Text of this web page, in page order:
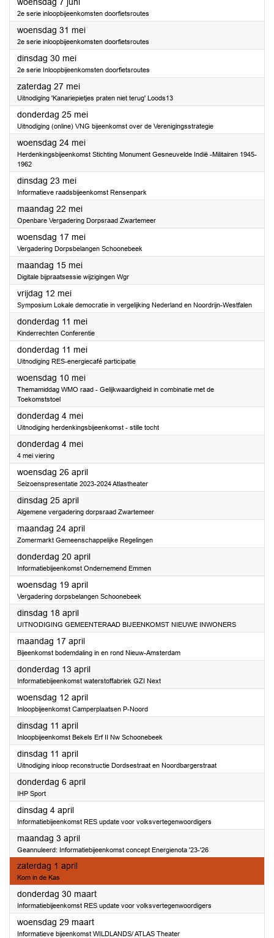
2e serie inloopbijeenkomsten doorfietsroutes
woensdag 31 mei2023
2e serie inloopbijeenkomsten doorfietsroutes
dinsdag 30 mei2023
2e serie Inloopbijeenkomsten doorfietsroutes
zaterdag 27 mei2023
Uitnodiging 'Kanariepietjes praten niet terug' Loods13
donderdag 25 mei2023
Uitnodiging (online) VNG bijeenkomst over de Verenigingsstrategie
woensdag 24 mei2023
Herdenkingsbijeenkomst Stichting Monument Gesneuvelde Indië -Militairen 1945-
1962
dinsdag 23 mei2023
Informatieve raadsbijeenkomst Rensenpark
maandag 22 mei2023
Openbare Vergadering Dorpsraad Zwartemeer
woensdag 17 mei2023
Vergadering Dorpsbelangen Schoonebeek
maandag 15 mei2023
Digitale bijpraatsessie wijzigingen Wgr
vrijdag 12 mei2023
Symposium Lokale democratie in vergelijking Nederland en Noordrijn-Westfalen
donderdag 11 mei2023
Kinderrechten Conferentie
donderdag 11 mei2023
Uitnodiging RES-energiecafé participatie
woensdag 10 mei2023
Themamiddag WMO raad - Gelijkwaardigheid in combinatie met de
Toekomststoel
donderdag 4 mei2023
Uitnodiging herdenkingsbijeenkomst - stille tocht
donderdag 4 mei2023
4 mei viering
woensdag 26 april2023
Seizoenspresentatie 2023-2024 Atlastheater
dinsdag 25 april2023
Algemene vergadering dorpsraad Zwartemeer
maandag 24 april2023
Zomermarkt Gemeenschappelijke Regelingen
donderdag 20 april2023
Informatiebijeenkomst Ondernemend Emmen
woensdag 19 april2023
Vergadering dorpsbelangen Schoonebeek
dinsdag 18 april2023
UITNODIGING GEMEENTERAAD BIJEENKOMST NIEUWE INWONERS
maandag 17 april2023
Bijeenkomst bodemdaling in en rond Nieuw-Amsterdam
donderdag 13 april2023
Informatiebijeenkomst waterstoffabriek GZI Next
woensdag 12 april2023
Inloopbijeenkomst Camperplaatsen P-Noord
dinsdag 11 april2023
Inloopbijeenkomst Bekels Erf II Nw Schoonebeek
dinsdag 11 april2023
Uitnodiging inloop reconstructie Dordsestraat en Noordbargerstraat
donderdag 6 april2023
IHP Sport
dinsdag 4 april2023
Informatiebijeenkomst RES update voor volksvertegenwoordigers
maandag 3 april2023
Geannuleerd: Informatiebijeenkomst concept Energienota '23-'26
zaterdag 1 april2023
Kom in de Kas
donderdag 30 maart2023
Informatiebijeenkomst RES update voor volksvertegenwoordigers
woensdag 29 maart2023
Informatieve bijeenkomst WILDLANDS/ ATLAS Theater